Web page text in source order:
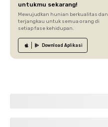
untukmu sekarang!
Mewujudkan hunian berkualitas dan
terjangkau untuk semua orang di
setiap fase kehidupan.
Download Aplikasi